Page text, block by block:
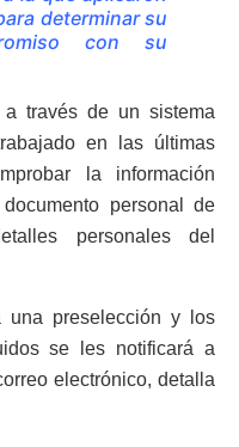
determinar su
con su
través de un sistema
en las últimas
la información
personal de
personales del
una preselección y los
se les notificará a
electrónico, detalla